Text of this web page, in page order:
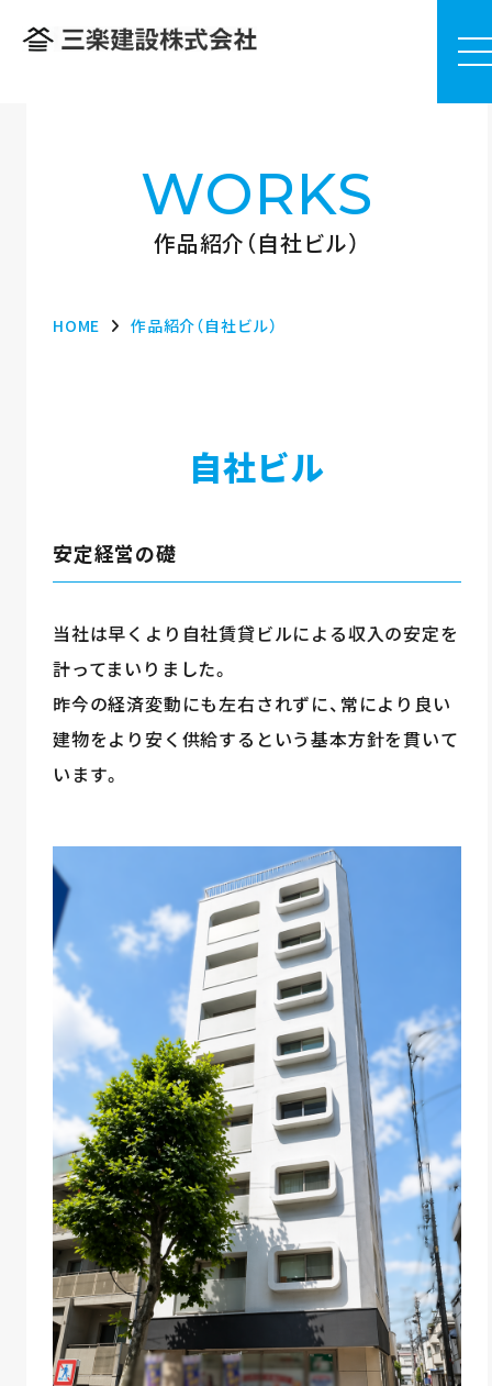
作品紹介（自社ビル）
WORKS
HOME 作品紹介（自社ビル）
自社ビル
安定経営の礎
当社は早くより自社賃貸ビルによる収入の安定を
計ってまいりました。
昨今の経済変動にも左右されずに、常により良い
建物をより安く供給するという基本方針を貫いて
います。